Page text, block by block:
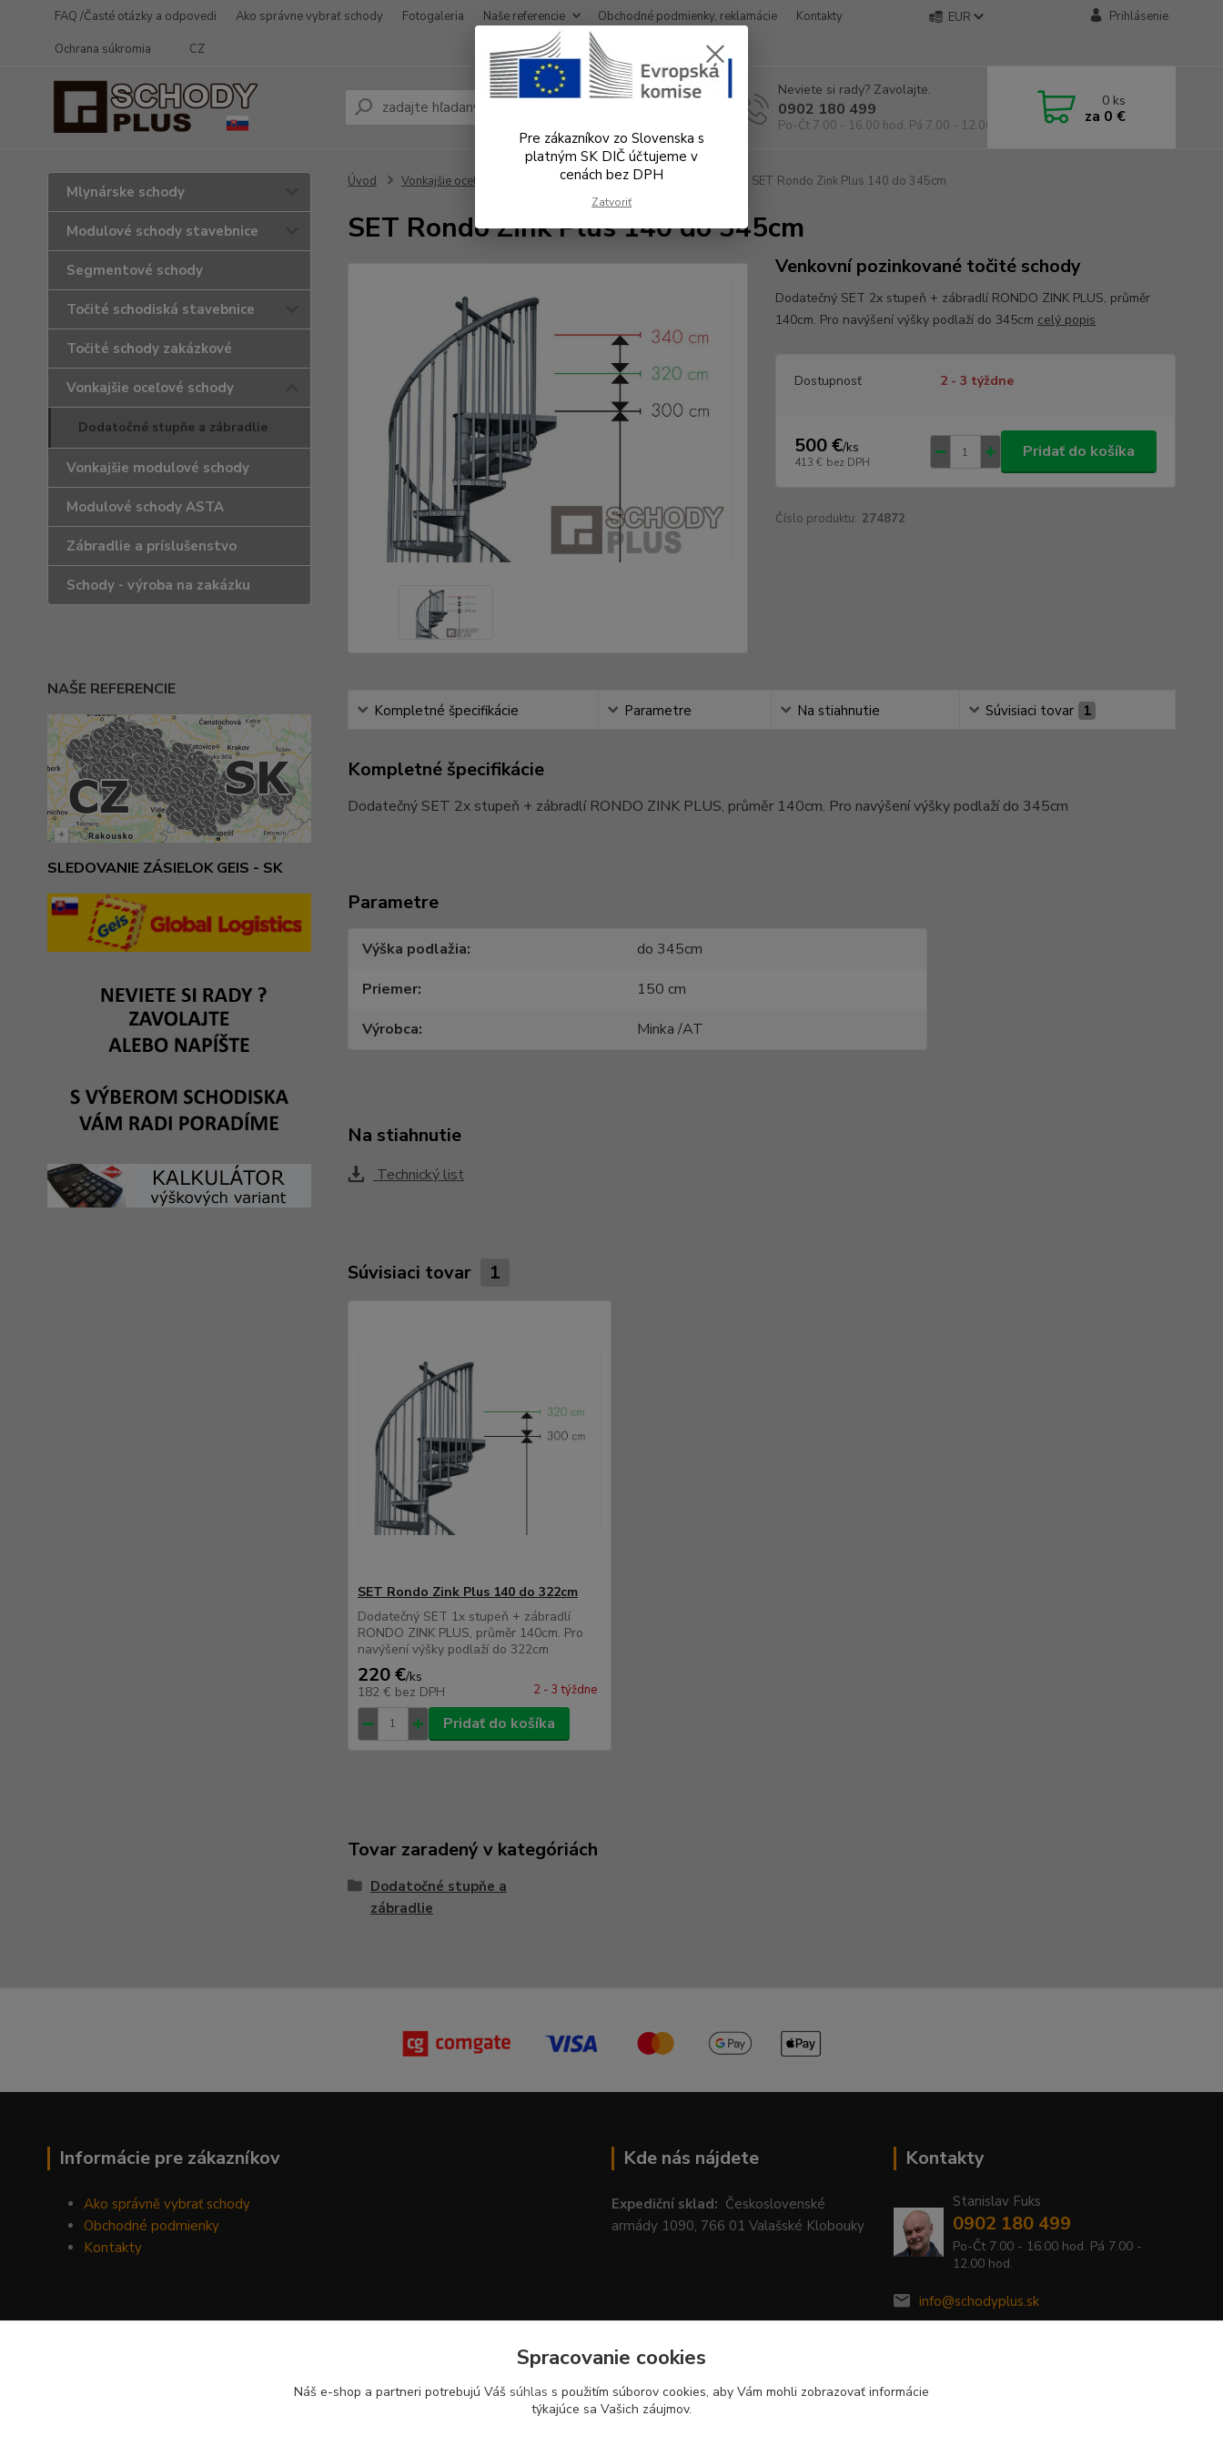
FAQ /Časté otázky a odpovedi Ako správne vybrať schody Fotogaleria Naše referencie Obchodné podmienky, reklamácie
Kontakty
Ochrana súkromia
CZ
EUR Prihlásenie
Neviete si rady? Zavolajte.
0902 180 499
Po-Čt 7.00 - 16.00 hod. Pá 7.00 - 12.00 hod.
0 ks
za 0 €
Mlynárske schody
Modulové schody stavebnice
Segmentové schody
Točité schodiská stavebnice
Točité schody zakázkové
Vonkajšie oceľové schody
Dodatočné stupňe a zábradlie
Vonkajšie modulové schody
Modulové schody ASTA
Zábradlie a príslušenstvo
Schody - výroba na zakázku
NAŠE REFERENCIE
SLEDOVANIE ZÁSIELOK GEIS - SK
Úvod Vonkajšie oceľové schody Dodatočné stupňe a zábradlie SET Rondo Zink Plus 140 do 345cm
SET Rondo Zink Plus 140 do 345cm
Venkovní pozinkované točité schody
Dodatečný SET 2x stupeň + zábradlí RONDO ZINK PLUS, průměr
140cm. Pro navýšení výšky podlaží do 345cm celý popis
Dostupnosť 2 - 3 týždne
500 €/ks
413 € bez DPH
Pridať do košíka
Číslo produktu: 274872
Kompletné špecifikácie Parametre Na stiahnutie Súvisiaci tovar 1
Kompletné špecifikácie
Dodatečný SET 2x stupeň + zábradlí RONDO ZINK PLUS, průměr 140cm. Pro navýšení výšky podlaží do 345cm
Parametre
Výška podlažia
do 345cm
Priemer
150 cm
Výrobca
Minka /AT
Na stiahnutie
Technický list
Súvisiaci tovar 1
SET Rondo Zink Plus 140 do 322cm
Dodatečný SET 1x stupeň + zábradlí
RONDO ZINK PLUS, průměr 140cm. Pro
navýšení výšky podlaží do 322cm
220 €/ks
182 € bez DPH 2 - 3 týždne
Pridať do košíka
Tovar zaradený v kategóriách
Dodatočné stupňe a
zábradlie
Informácie pre zákazníkov
Ako správně vybrať schody
Obchodné podmienky
Kontakty
Kde nás nájdete
Expediční sklad: Československé
armády 1090, 766 01 Valašské Klobouky
Kontakty
Stanislav Fuks
0902 180 499
Po-Čt 7.00 - 16.00 hod. Pá 7.00 -
12.00 hod.
info@schodyplus.sk
Pre zákazníkov zo Slovenska s
platným SK DIČ účtujeme v
cenách bez DPH
Zatvoriť
Spracovanie cookies
Náš e-shop a partneri potrebujú Váš súhlas s použitím súborov cookies, aby Vám mohli zobrazovať informácie
týkajúce sa Vašich záujmov.